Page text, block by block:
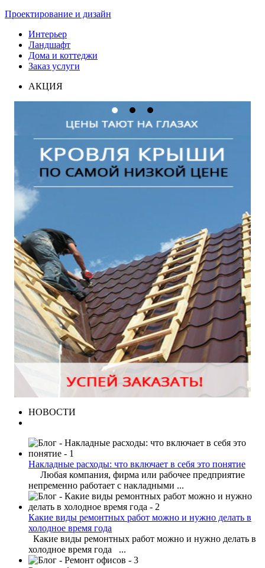
Проектирование и дизайн
Интерьер
Ландшафт
Дома и коттеджи
Заказ услуги
АКЦИЯ
НОВОСТИ
Накладные расходы: что включает в себя это понятие
Любая компания, фирма или рабочее предприятие
непременно работает с накладными ...
Какие виды ремонтных работ можно и нужно делать в
холодное время года
Какие виды ремонтных работ можно и нужно делать в
холодное время года ...